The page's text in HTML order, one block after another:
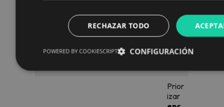
típi
Inte
nció
n
Urg
enci
a
mpl
ejid
ad
emo
cion
Can
al
nda
erv
acio
nes
de
dise
Prior
izar
RECHAZAR TODO
CONFIGURACIÓN
POWERED BY COOKIESCRIPT